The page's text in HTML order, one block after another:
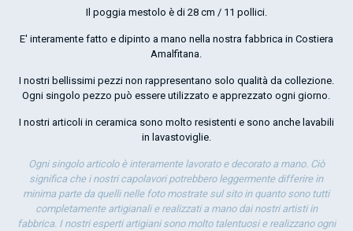
Il poggia mestolo è di 28 cm / 11 pollici.
E' interamente fatto e dipinto a mano nella nostra fabbrica in Costiera
Amalfitana.
I nostri bellissimi pezzi non rappresentano solo qualità da collezione.
Ogni singolo pezzo può essere utilizzato e apprezzato ogni giorno.
I nostri articoli in ceramica sono molto resistenti e sono anche lavabili
in lavastoviglie.
Ogni singolo articolo è interamente lavorato e decorato a mano. Ciò
significa che i nostri capolavori potrebbero leggermente differire in
minima parte da quelli nelle foto mostrate sul sito in quanto sono tutti
completamente artigianali e realizzati a mano dai nostri artisti in
fabbrica. I nostri esperti artigiani sono molto talentuosi e realizzano ogni